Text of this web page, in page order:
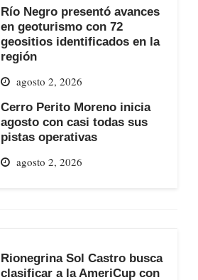
Río Negro presentó avances
en geoturismo con 72
geositios identificados en la
región
agosto 2, 2026
Cerro Perito Moreno inicia
agosto con casi todas sus
pistas operativas
agosto 2, 2026
Rionegrina Sol Castro busca
clasificar a la AmeriCup con